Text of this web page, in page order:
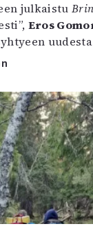
julkaistu
Eros